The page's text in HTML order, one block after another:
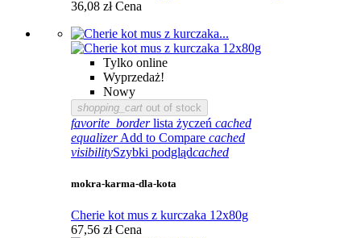
36,08 zł Cena
Tylko online
Wyprzedaż!
Nowy
shopping_cart out of stock
favorite_border lista życzeń cached
equalizer Add to Compare cached
visibilitySzybki podglądcached
mokra-karma-dla-kota
Cherie kot mus z kurczaka 12x80g
67,56 zł Cena